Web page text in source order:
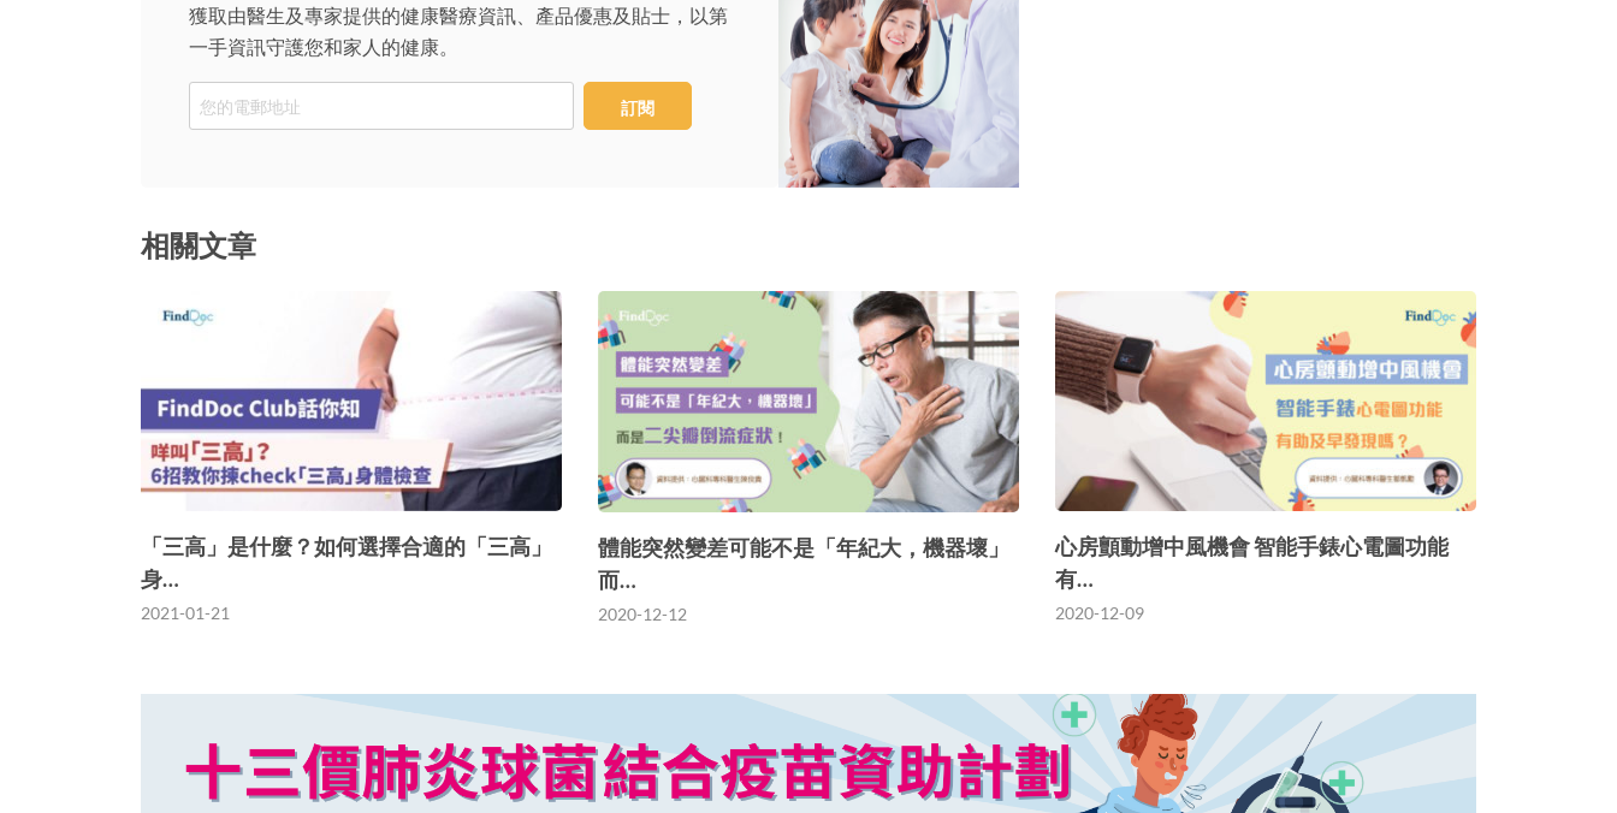
獲取由醫生及專家提供的健康醫療資訊、產品優惠及貼士，以第
一手資訊守護您和家人的健康。
Email
訂閱
相關文章
「三高」是什麼？如何選擇合適的「三高」
身…
2021-01-21
體能突然變差可能不是「年紀大，機器壞」
而…
2020-12-12
心房顫動增中風機會 智能手錶心電圖功能
有…
2020-12-09